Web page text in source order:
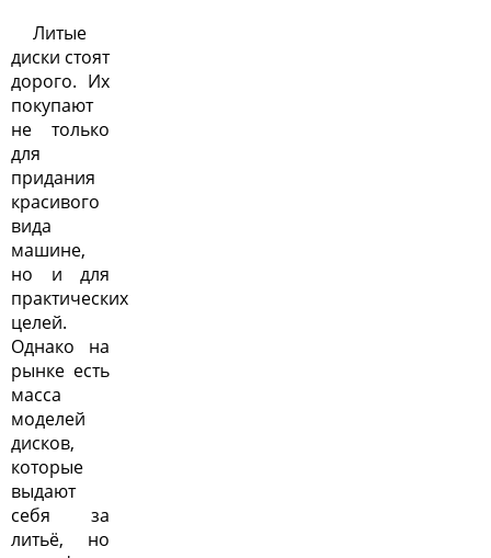
Литые
диски стоят
дорого. Их
покупают
не только
для
придания
красивого
вида
машине,
но и для
практических
целей.
Однако на
рынке есть
масса
моделей
дисков,
которые
выдают
себя за
литьё, но